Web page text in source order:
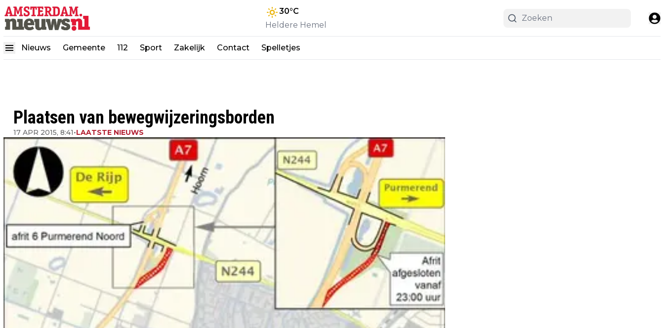
30°C
Heldere Hemel
Nieuws Gemeente 112 Sport Zakelijk Contact Spelletjes
Plaatsen van bewegwijzeringsborden
17 APR 2015, 8:41•LAATSTE NIEUWS